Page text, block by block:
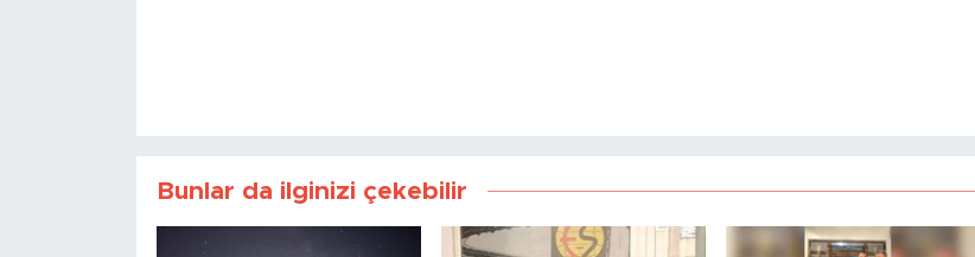
Bunlar da ilginizi çekebilir